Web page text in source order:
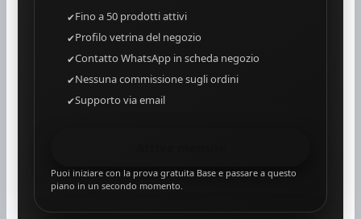
Fino a 50 prodotti attivi
Profilo vetrina del negozio
Contatto WhatsApp in scheda negozio
Nessuna commissione sugli ordini
Supporto via email
Puoi iniziare con la prova gratuita Base e passare a questo
piano in un secondo momento.